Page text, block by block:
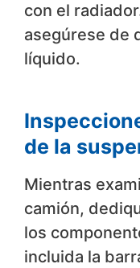
con el
asegúrese de
líquido.
de la
Mientras
camión,
los
incluida la